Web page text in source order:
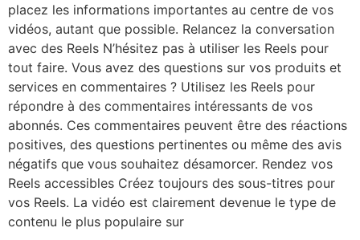
placez les informations importantes au centre de vos
vidéos, autant que possible. Relancez la conversation
avec des Reels N’hésitez pas à utiliser les Reels pour
tout faire. Vous avez des questions sur vos produits et
services en commentaires ? Utilisez les Reels pour
répondre à des commentaires intéressants de vos
abonnés. Ces commentaires peuvent être des réactions
positives, des questions pertinentes ou même des avis
négatifs que vous souhaitez désamorcer. Rendez vos
Reels accessibles Créez toujours des sous-titres pour
vos Reels. La vidéo est clairement devenue le type de
contenu le plus populaire sur